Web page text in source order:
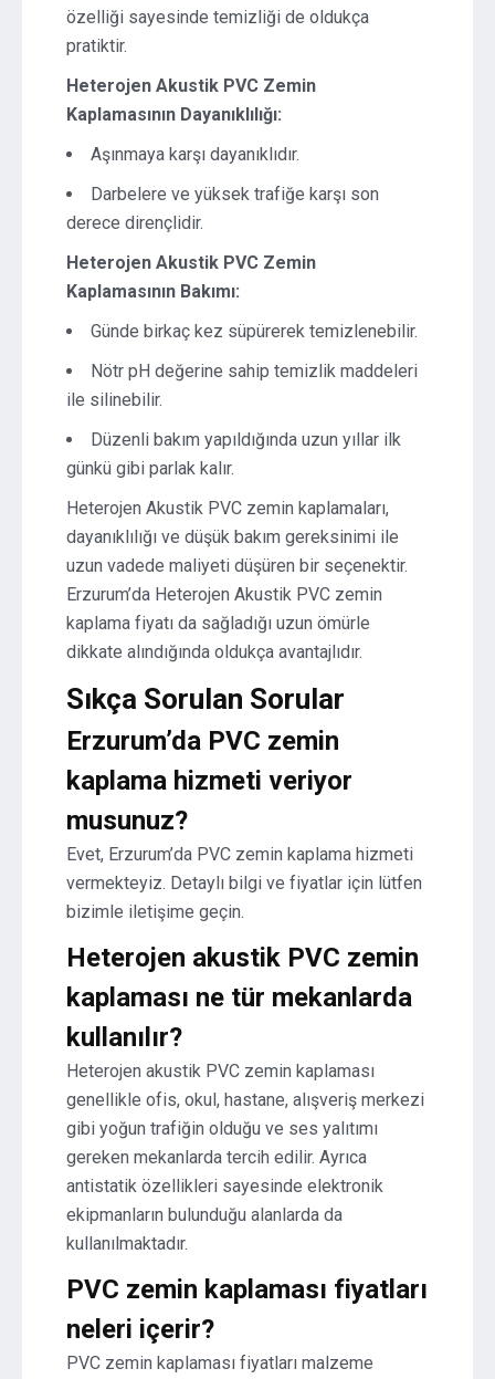
özelliği sayesinde temizliği de oldukça
pratiktir.
Heterojen Akustik PVC Zemin
Kaplamasının Dayanıklılığı:
Aşınmaya karşı dayanıklıdır.
Darbelere ve yüksek trafiğe karşı son
derece dirençlidir.
Heterojen Akustik PVC Zemin
Kaplamasının Bakımı:
Günde birkaç kez süpürerek temizlenebilir.
Nötr pH değerine sahip temizlik maddeleri
ile silinebilir.
Düzenli bakım yapıldığında uzun yıllar ilk
günkü gibi parlak kalır.
Heterojen Akustik PVC zemin kaplamaları,
dayanıklılığı ve düşük bakım gereksinimi ile
uzun vadede maliyeti düşüren bir seçenektir.
Erzurum’da Heterojen Akustik PVC zemin
kaplama fiyatı da sağladığı uzun ömürle
dikkate alındığında oldukça avantajlıdır.
Sıkça Sorulan Sorular
Erzurum’da PVC zemin
kaplama hizmeti veriyor
musunuz?
Evet, Erzurum’da PVC zemin kaplama hizmeti
vermekteyiz. Detaylı bilgi ve fiyatlar için lütfen
bizimle iletişime geçin.
Heterojen akustik PVC zemin
kaplaması ne tür mekanlarda
kullanılır?
Heterojen akustik PVC zemin kaplaması
genellikle ofis, okul, hastane, alışveriş merkezi
gibi yoğun trafiğin olduğu ve ses yalıtımı
gereken mekanlarda tercih edilir. Ayrıca
antistatik özellikleri sayesinde elektronik
ekipmanların bulunduğu alanlarda da
kullanılmaktadır.
PVC zemin kaplaması fiyatları
neleri içerir?
PVC zemin kaplaması fiyatları malzeme